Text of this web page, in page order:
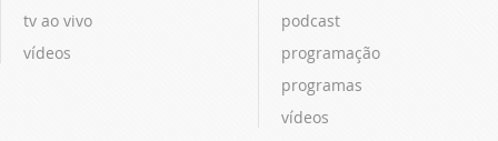
tv ao vivo
vídeos
podcast
programação
programas
vídeos